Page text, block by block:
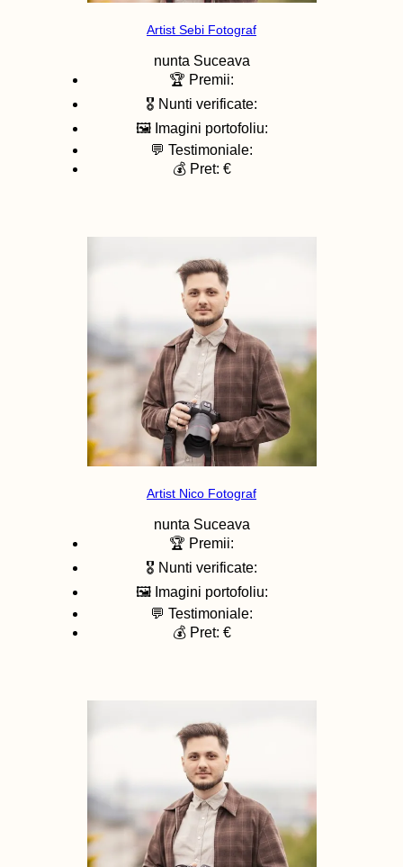
Artist Sebi Fotograf
nunta Suceava
🏆 Premii:
🎖️ Nunti verificate:
🖼️ Imagini portofoliu:
💬 Testimoniale:
💰 Pret: €
Artist Nico Fotograf
nunta Suceava
🏆 Premii:
🎖️ Nunti verificate:
🖼️ Imagini portofoliu:
💬 Testimoniale:
💰 Pret: €